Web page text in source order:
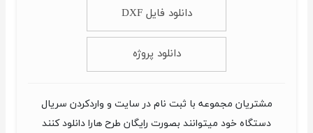
دانلود فایل DXF
دانلود پروژه
مشتریان مجموعه با ثبت نام در سایت و واردکردن سریال
دستگاه خود میتوانند بصورت رایگان طرح هارا دانلود کنند